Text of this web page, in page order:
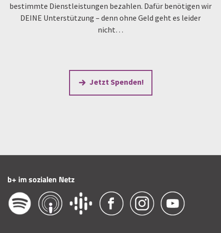
bestimmte Dienstleistungen bezahlen. Dafür benötigen wir
DEINE Unterstützung – denn ohne Geld geht es leider
nicht…
Jetzt Spenden!
b+ im sozialen Netz